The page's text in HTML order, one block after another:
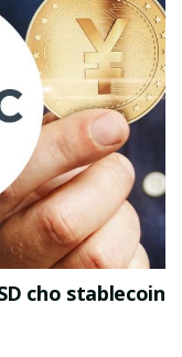
cho stablecoin